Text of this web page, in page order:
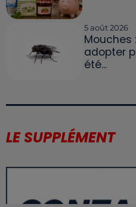
5 août 2026
Mouches
adopter
été...
LE SUPPLÉMENT